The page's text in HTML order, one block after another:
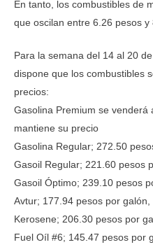
En tanto, los combustibles de
que oscilan entre 6.26 pesos y
Para la semana del 14 al 20
dispone que los combustibles
precios:
Gasolina Premium se venderá
mantiene su precio
Gasolina Regular; 272.50
Gasoil Regular; 221.60 pesos
Gasoil Óptimo; 239.10 pesos
Avtur; 177.94 pesos por
Kerosene; 206.30 pesos por
Fuel Oíl #6; 145.47 pesos por